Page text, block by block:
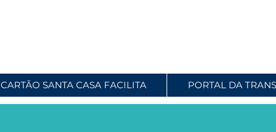
CARTÃO SANTA CASA FACILITA PORTAL DA